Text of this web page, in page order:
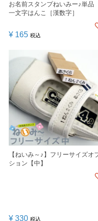
お名前スタンプねいみー♪単品
一文字はんこ［漢数字］
¥ 165 税込
【ねいみ～♪】フリーサイズオ
ション【中】
¥ 330 税込